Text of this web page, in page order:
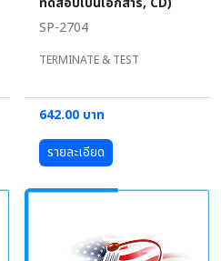
SP-2704
TERMINATE & TEST
642.00 บาท
รายละเอียด